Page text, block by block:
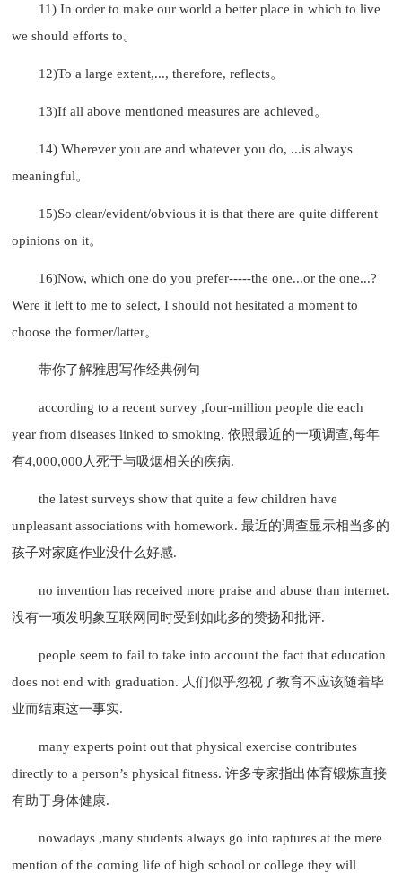
11) In order to make our world a better place in which to live
we should efforts to。
12)To a large extent,..., therefore, reflects。
13)If all above mentioned measures are achieved。
14) Wherever you are and whatever you do, ...is always
meaningful。
15)So clear/evident/obvious it is that there are quite different
opinions on it。
16)Now, which one do you prefer-----the one...or the one...?
Were it left to me to select, I should not hesitated a moment to
choose the former/latter。
带你了解雅思写作经典例句
according to a recent survey ,four-million people die each
year from diseases linked to smoking. 依照最近的一项调查,每年
有4,000,000人死于与吸烟相关的疾病.
the latest surveys show that quite a few children have
unpleasant associations with homework. 最近的调查显示相当多的
孩子对家庭作业没什么好感.
no invention has received more praise and abuse than internet.
没有一项发明象互联网同时受到如此多的赞扬和批评.
people seem to fail to take into account the fact that education
does not end with graduation. 人们似乎忽视了教育不应该随着毕
业而结束这一事实.
many experts point out that physical exercise contributes
directly to a person’s physical fitness. 许多专家指出体育锻炼直接
有助于身体健康.
nowadays ,many students always go into raptures at the mere
mention of the coming life of high school or college they will